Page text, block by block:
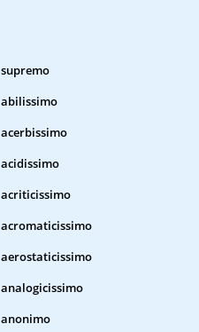
supremo
abilissimo
acerbissimo
acidissimo
acriticissimo
acromaticissimo
aerostaticissimo
analogicissimo
anonimo